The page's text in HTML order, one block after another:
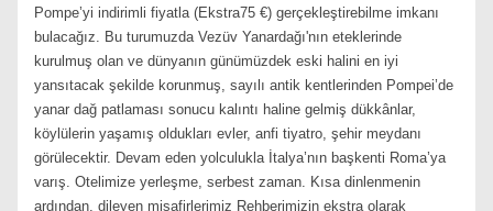
Pompe’yi indirimli fiyatla (Ekstra75 €) gerçekleştirebilme imkanı
bulacağız. Bu turumuzda Vezüv Yanardağı'nın eteklerinde
kurulmuş olan ve dünyanın günümüzdek eski halini en iyi
yansıtacak şekilde korunmuş, sayılı antik kentlerinden Pompei’de
yanar dağ patlaması sonucu kalıntı haline gelmiş dükkânlar,
köylülerin yaşamış oldukları evler, anfi tiyatro, şehir meydanı
görülecektir. Devam eden yolculukla İtalya’nın başkenti Roma’ya
varış. Otelimize yerleşme, serbest zaman. Kısa dinlenmenin
ardından, dileyen misafirlerimiz Rehberimizin ekstra olarak